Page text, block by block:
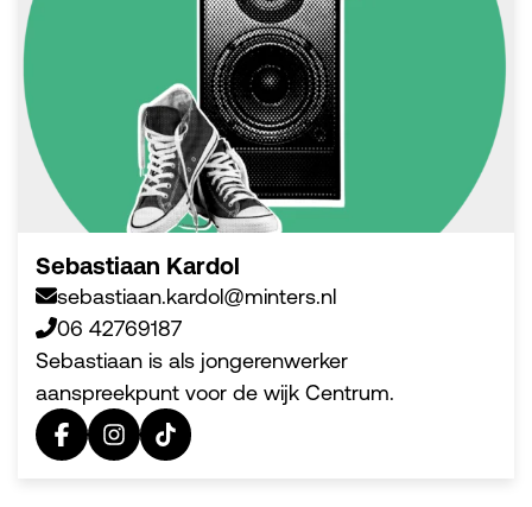
Sebastiaan Kardol
sebastiaan.kardol@minters.nl
06 42769187
Sebastiaan is als jongerenwerker
aanspreekpunt voor de wijk Centrum.